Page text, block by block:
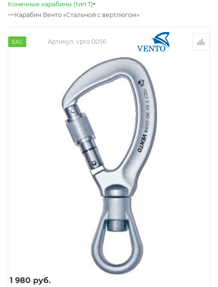
Конечные карабины (тип T)
—Карабин Венто «Стальной с вертлюгом»
EAC Артикул: vpro 0056
1 980 руб.